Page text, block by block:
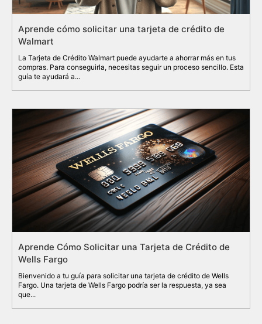
Aprende cómo solicitar una tarjeta de crédito de
Walmart
La Tarjeta de Crédito Walmart puede ayudarte a ahorrar más en tus
compras. Para conseguirla, necesitas seguir un proceso sencillo. Esta
guía te ayudará a...
Aprende Cómo Solicitar una Tarjeta de Crédito de
Wells Fargo
Bienvenido a tu guía para solicitar una tarjeta de crédito de Wells
Fargo. Una tarjeta de Wells Fargo podría ser la respuesta, ya sea
que...